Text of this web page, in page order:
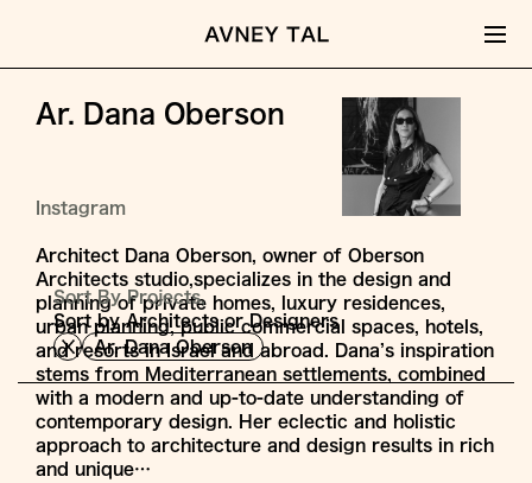
Sort By Projects,
Sort by Architects or Designers
Ar. Dana Oberson
Ar. Dana Oberson
Instagram
Architect Dana Oberson, owner of Oberson
Architects studio,specializes in the design and
planning of private homes, luxury residences,
urban planning, public commercial spaces, hotels,
and resorts in Israel and abroad. Dana’s inspiration
stems from Mediterranean settlements, combined
with a modern and up-to-date understanding of
contemporary design. Her eclectic and holistic
approach to architecture and design results in rich
and unique…